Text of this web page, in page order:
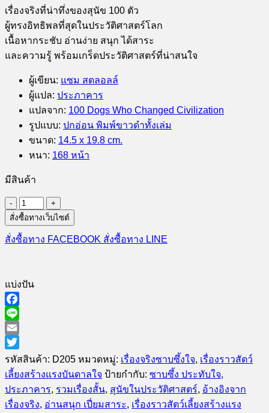
was:
165.00 ฿.82.50 ฿.
เรื่องจริงที่น่าทึ่งของสุนัข 100 ตัว
ผู้ทรงอิทธิพลที่สุดในประวัติศาสตร์โลก
เนื้อหากระชับ อ่านง่าย สนุก ได้สาระ
และความรู้ พร้อมเกร็ดประวัติศาสตร์ที่น่าสนใจ
ผู้เขียน: แซม สตลอลล์
ผู้แปล: ประภาคาร
แปลจาก: 100 Dogs Who Changed Civilization
รูปแบบ: ปกอ่อน พิมพ์ขาวดำทั้งเล่ม
ขนาด: 14.5 x 19.8 cm.
หนา: 168 หน้า
มีสินค้า
จำนวน
100
ผู้
โลก
(สภาพ
50%)
สั่งซื้อทางเว็บไซต์
สั่งซื้อทาง FACEBOOK สั่งซื้อทาง LINE
แบ่งปัน
Facebook
Line
Email
Twitter
รหัสสินค้า: D205 หมวดหมู่: เรื่องจริงซาบซึ้งใจ, เรื่องราวสัตว์
เลี้ยงสร้างแรงบันดาลใจ ป้ายกำกับ: ซาบซึ้ง ประทับใจ,
ประภาคาร, รวมเรื่องสั้น, สุนัขในประวัติศาสตร์, อ้างอิงจาก
เรื่องจริง, อ่านสนุก เปี่ยมสาระ, เรื่องราวสัตว์เลี้ยงสร้างแรง